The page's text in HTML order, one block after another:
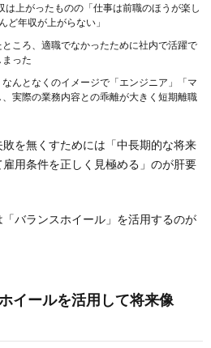
は上がったものの「仕事は前職のほうが楽し
ど年収が上がらない」
ころ、適職でなかったために社内で活躍で
った
んとなくのイメージで「エンジニア」「マ
実際の業務内容との乖離が大きく短期離職
敗を無くすためには「中長期的な将来
用条件を正しく見極める」のが肝要
バランスホイール」を活用するのが
イールを活用して将来像